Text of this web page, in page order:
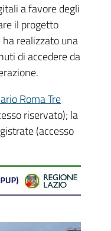
a favore degli
il progetto
realizzato una
di accedere da
Roma Tre
riservato); la
(accesso